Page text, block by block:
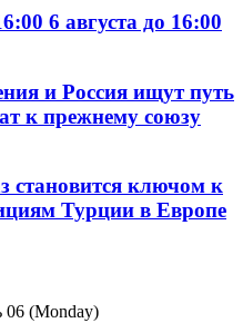
6 августа до 16:00
и Россия ищут путь
к прежнему союзу
становится ключом к
Турции в Европе
06 (Monday)